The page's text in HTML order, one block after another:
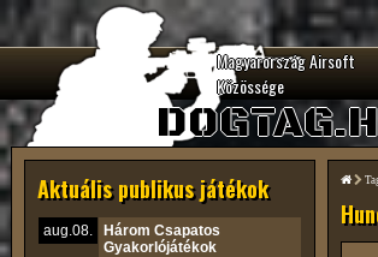
Magyarország Airsoft
Közössége
Aktuális publikus játékok
aug.08.
Három Csapatos
Gyakorlójátékok